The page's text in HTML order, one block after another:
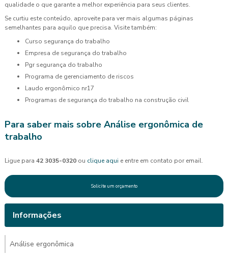
qualidade o que garante a melhor experiência para seus clientes.
Se curtiu este conteúdo, aproveite para ver mais algumas páginas
semelhantes para aquilo que precisa. Visite também:
curso segurança do trabalho
empresa de segurança do trabalho
pgr segurança do trabalho
programa de gerenciamento de riscos
laudo ergonômico nr17
programas de segurança do trabalho na construção civil
Para saber mais sobre Análise ergonômica de
trabalho
Ligue para 42 3035-0320 ou clique aqui e entre em contato por email.
Solicite um orçamento
Informações
Análise ergonômica